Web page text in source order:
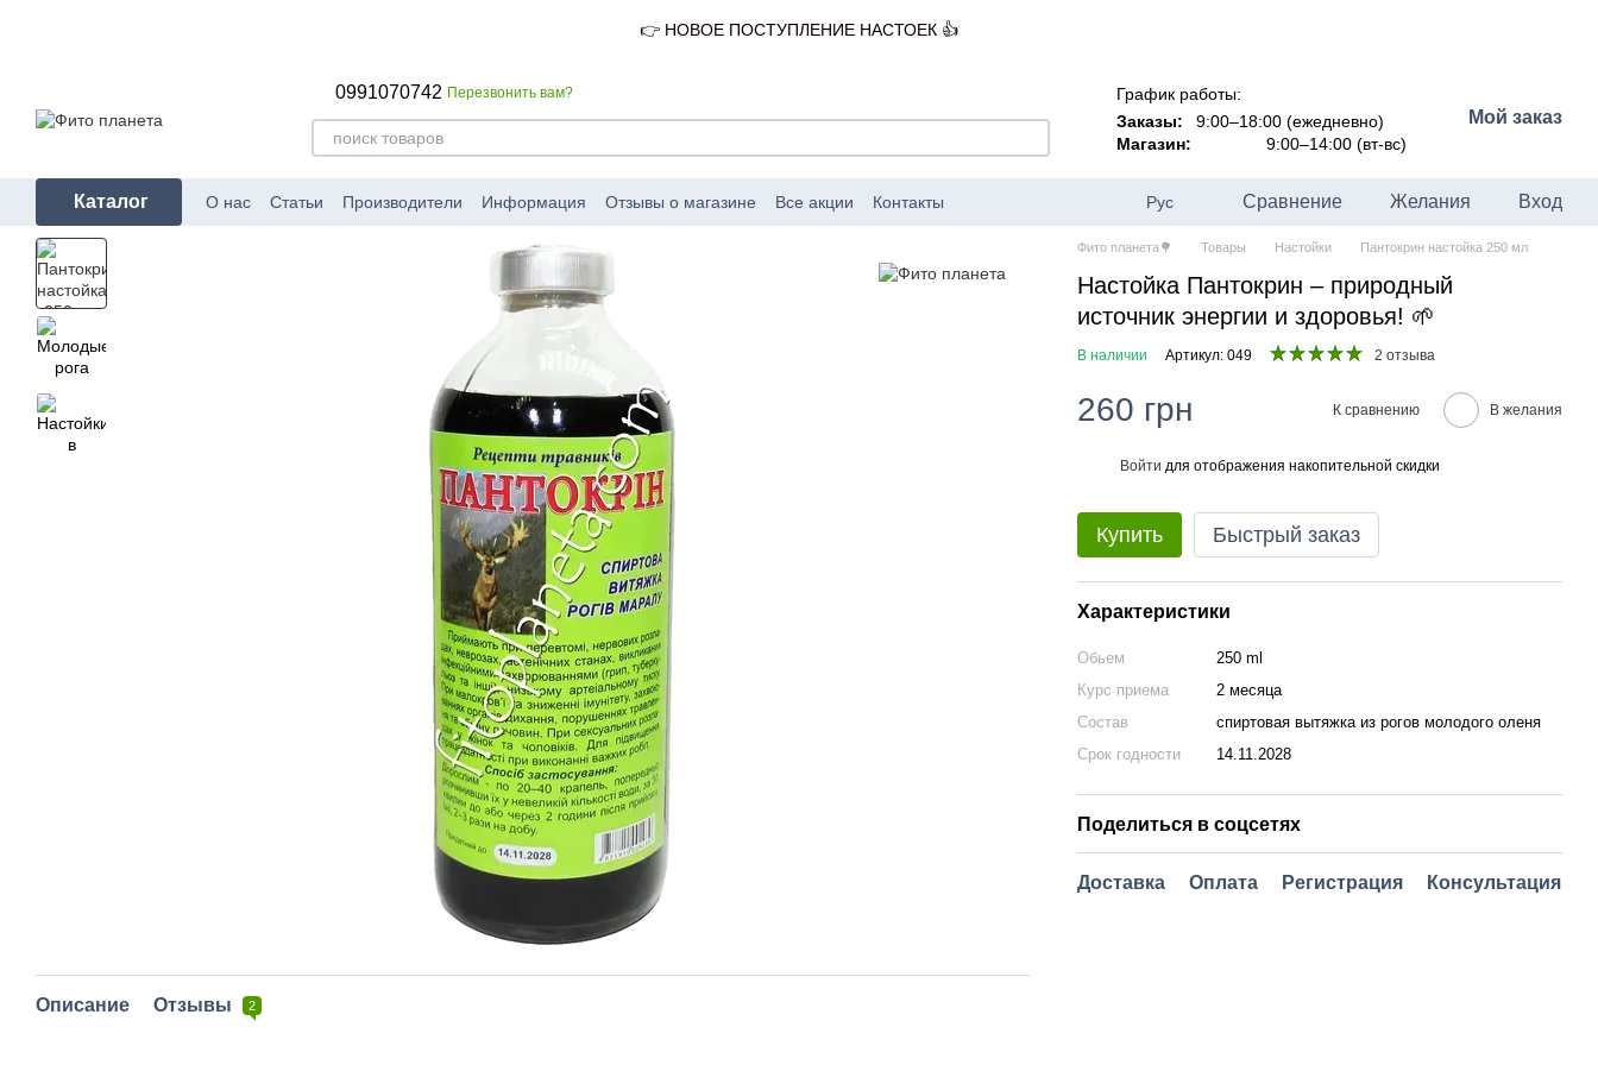
👉 НОВОЕ ПОСТУПЛЕНИЕ НАСТОЕК 👍
0991070742 Перезвонить вам?
График работы:
Заказы:
9:00–18:00 (ежедневно)
Магазин:
9:00–14:00 (вт-вс)
Мой заказ
Каталог О нас Статьи Производители Информация Отзывы о магазине Все акции Контакты Рус Сравнение Желания Вход
Описание Отзывы 2
Фито планета🌳 Товары Настойки Пантокрин настойка 250 мл
Настойка Пантокрин – природный
источник энергии и здоровья! 🌱
В наличии Артикул: 049 2 отзыва
260 грн К сравнению В желания
Войти для отображения накопительной скидки
Купить Быстрый заказ
Характеристики
Обьем
250 ml
Курс приема
2 месяца
Состав
спиртовая вытяжка из рогов молодого оленя
Срок годности
14.11.2028
Поделиться в соцсетях
Доставка Оплата Регистрация Консультация